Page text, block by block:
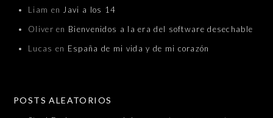
Liam en Javi a los 14
Oliver en Bienvenidos a la era del software desechable
Lucas en España de mi vida y de mi corazón
POSTS ALEATORIOS